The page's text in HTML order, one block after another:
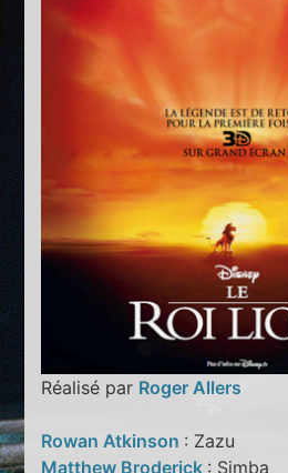
Réalisé par Roger Allers
Rowan Atkinson : Zazu
Matthew Broderick : Simba